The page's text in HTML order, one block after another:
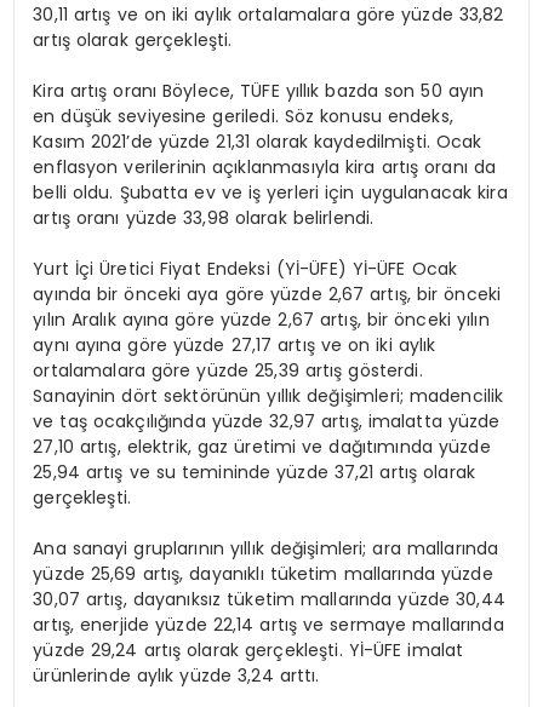
30,11 artış ve on iki aylık ortalamalara göre yüzde 33,82
artış olarak gerçekleşti.
Kira artış oranı Böylece, TÜFE yıllık bazda son 50 ayın
en düşük seviyesine geriledi. Söz konusu endeks,
Kasım 2021’de yüzde 21,31 olarak kaydedilmişti. Ocak
enflasyon verilerinin açıklanmasıyla kira artış oranı da
belli oldu. Şubatta ev ve iş yerleri için uygulanacak kira
artış oranı yüzde 33,98 olarak belirlendi.
Yurt İçi Üretici Fiyat Endeksi (Yİ-ÜFE) Yİ-ÜFE Ocak
ayında bir önceki aya göre yüzde 2,67 artış, bir önceki
yılın Aralık ayına göre yüzde 2,67 artış, bir önceki yılın
aynı ayına göre yüzde 27,17 artış ve on iki aylık
ortalamalara göre yüzde 25,39 artış gösterdi.
Sanayinin dört sektörünün yıllık değişimleri; madencilik
ve taş ocakçılığında yüzde 32,97 artış, imalatta yüzde
27,10 artış, elektrik, gaz üretimi ve dağıtımında yüzde
25,94 artış ve su temininde yüzde 37,21 artış olarak
gerçekleşti.
Ana sanayi gruplarının yıllık değişimleri; ara mallarında
yüzde 25,69 artış, dayanıklı tüketim mallarında yüzde
30,07 artış, dayanıksız tüketim mallarında yüzde 30,44
artış, enerjide yüzde 22,14 artış ve sermaye mallarında
yüzde 29,24 artış olarak gerçekleşti. Yİ-ÜFE imalat
ürünlerinde aylık yüzde 3,24 arttı.